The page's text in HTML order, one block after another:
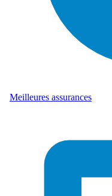
Meilleures assurances